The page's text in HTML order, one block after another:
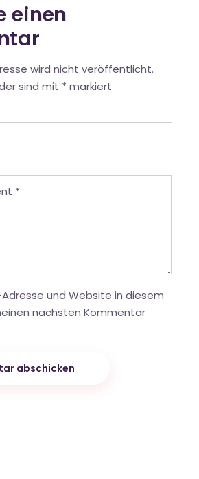
einen
wird nicht veröffentlicht.
sind mit * markiert
und Website in diesem
nächsten Kommentar
abschicken